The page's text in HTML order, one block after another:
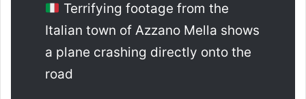
Terrifying footage from the
Italian town of Azzano Mella shows
a plane crashing directly onto the
road